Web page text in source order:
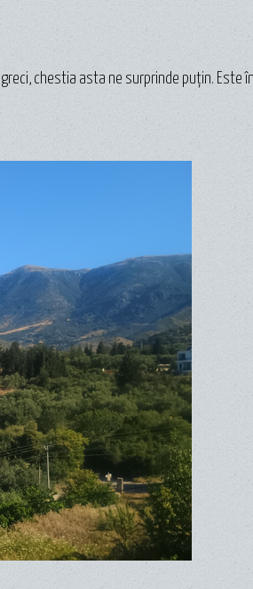
chestia asta ne surprinde puțin. Este